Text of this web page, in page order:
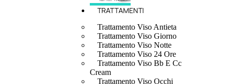
TRATTAMENTI
Trattamento Viso Antieta
Trattamento Viso Giorno
Trattamento Viso Notte
Trattamento Viso 24 Ore
Trattamento Viso Bb E Cc
Cream
Trattamento Viso Occhi